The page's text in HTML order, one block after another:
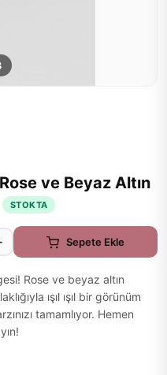
ve Beyaz Altın
STOKTA
Sepete Ekle
Rose ve beyaz altın
ışıl ışıl bir görünüm
tamamlıyor. Hemen